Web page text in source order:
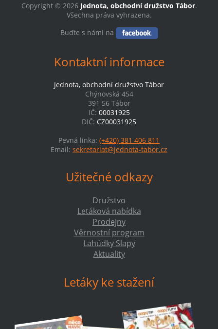
Copyright © 2026 Jednota, obchodní družstvo Tábor.
Všechna práva vyhrazena.
Buďte s námi na
Kontaktní informace
Jednota, obchodní družstvo Tábor
Chýnovská 454
391 56 Tábor
IČ: 00031925
DIČ: CZ00031925
Pevná linka: (+420) 381 406 811
Email: sekretariat@jednota-tabor.cz
Užitečné odkazy
Družstvo
Letáková nabídka
Prodejny
Věrnostní program
Lahůdky Slapy
Aktuality
Letáky ke stažení